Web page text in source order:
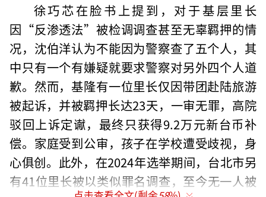
徐巧芯在脸书上提到，对于基层里长
因“反渗透法”被检调调查甚至无辜羁押的情
况，沈伯洋认为不能因为警察查了五个人，其
中只有一个有嫌疑就要求警察对另外四个人道
歉。然而，基隆有一位里长仅因带团赴陆旅游
被起诉，并被羁押长达23天，一审无罪，高院
驳回上诉定谳，最终只获得9.2万元新台币补
偿。家庭受到公审，孩子在学校遭受歧视，身
心俱创。此外，在2024年选举期间，台北市另
有41位里长被以类似罪名调查，至今无一人被